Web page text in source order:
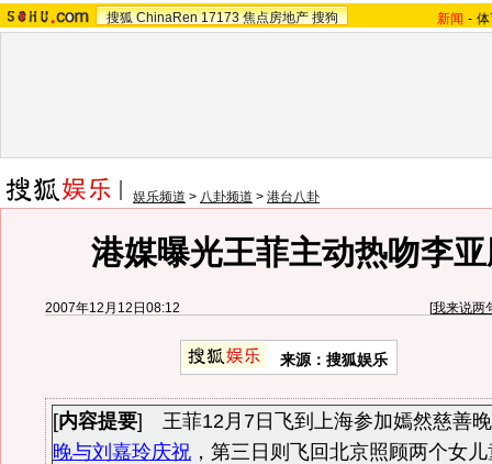
搜狐 ChinaRen 17173 焦点房地产 搜狗 新闻 -
娱乐频道 > 八卦频道 > 港台八卦
港媒曝光王菲主动热吻李
2007年12月12日08:12 [我来说两
来源：搜狐娱乐
[内容提要] 王菲12月7日飞到上海参加嫣然慈善
晚与刘嘉玲庆祝 ，第三日则飞回北京照顾两个女